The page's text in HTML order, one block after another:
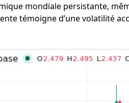
mondiale persistante,
témoigne d’une volatilité